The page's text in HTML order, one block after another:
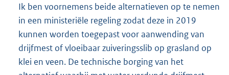
Ik ben voornemens beide alternatieven op te nemen
in een ministeriële regeling zodat deze in 2019
kunnen worden toegepast voor aanwending van
drijfmest of vloeibaar zuiveringsslib op grasland op
klei en veen. De technische borging van het